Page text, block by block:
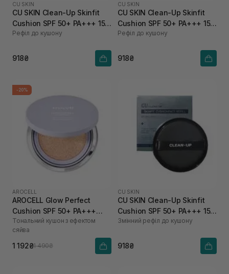
CU SKIN
CU SKIN Clean-Up Skinfit
Cushion SPF 50+ PA+++ 15 г
21 тон
Рефіл до кушону
918₴
CU SKIN
CU SKIN Clean-Up Skinfit
Cushion SPF 50+ PA+++ 15 г
23 тон
Рефіл до кушону
918₴
-20%
AROCELL
AROCELL Glow Perfect
Cushion SPF 50+ PA+++
№21,15 г
Тональний кушон з ефектом
сяйва
1 192₴1 490₴
CU SKIN
CU SKIN Clean-Up Skinfit
Cushion SPF 50+ PA+++ 15 г
23 тон
Змінний рефіл до кушону
918₴